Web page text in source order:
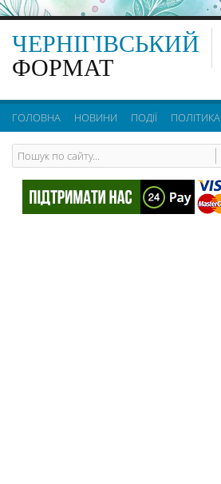
ЧЕРНІГІВСЬКИЙ
ФОРМАТ
ГОЛОВНА НОВИНИ ПОДІЇ ПОЛІТИКА